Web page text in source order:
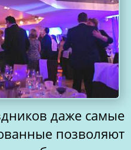
даже самые
позволяют